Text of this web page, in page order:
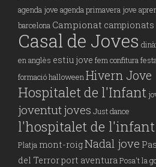
agenda jove agenda primavera jove
barcelona Campionat campionats
Casal de Joves
en anglès estiu jove fem confitura
formació halloween Hivern Jove
Hospitalet de l'Infant
joventutjoves Just dance
l'hospitalet de l'infant
Platja mont-roigNadal jove
del Terrorport aventura Posa't la